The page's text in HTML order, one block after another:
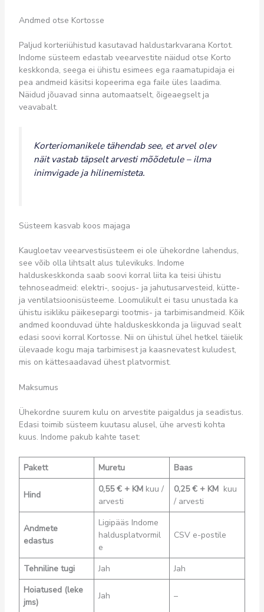
Andmed otse Kortosse
Paljud korteriühistud kasutavad haldustarkvarana Kortot.
Indome süsteem edastab veearvestite näidud otse Korto
keskkonda, seega ei ühistu esimees ega raamatupidaja ei
pea andmeid käsitsi kopeerima ega faile üles laadima.
Näidud jõuavad sinna automaatselt, õigeaegselt ja
veavabalt.
Korteriomanikele tähendab see, et arvel olev
näit vastab täpselt arvesti mõõdetule – ilma
inimvigade ja hilinemisteta.
Süsteem kasvab koos majaga
Kaugloetav veearvestisüsteem ei ole ühekordne lahendus,
see võib olla lihtsalt alus tulevikuks. Indome
halduskeskkonda saab soovi korral liita ka teisi ühistu
tehnoseadmeid: elektri-, soojus- ja jahutusarvesteid, kütte-
ja ventilatsioonisüsteeme. Loomulikult ei tasu unustada ka
ühistu isikliku päikesepargi tootmis- ja tarbimisandmeid. Kõik
andmed koonduvad ühte halduskeskkonda ja liiguvad sealt
edasi soovi korral Kortosse. Nii on ühistul ühel hetkel täielik
ülevaade kogu maja tarbimisest ja kaasnevatest kuludest,
mis on kättesaadavad ühest platvormist.
Maksumus
Ühekordne suurem kulu on arvestite paigaldus ja seadistus.
Edasi toimib süsteem kuutasu alusel, ühe arvesti kohta
kuus. Indome pakub kahte taset:
Pakett Muretu Baas
Hind
0,55 € + KMkuu /
arvesti
0,25 € + KMkuu
/ arvesti
Andmete
edastus
Ligipääs Indome
haldusplatvormil
e
CSV e-postile
Tehniline tugi Jah
Jah
Hoiatused (leke
jms)
Jah –